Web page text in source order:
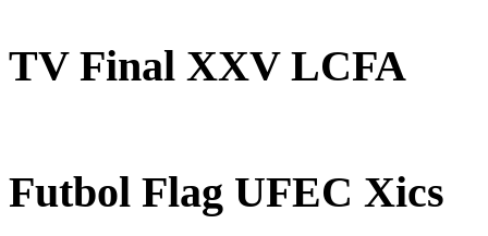
TV Final XXV LCFA
Futbol Flag UFEC Xics